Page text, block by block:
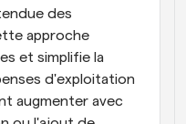
des
approche
et simplifie la
d'exploitation
augmenter avec